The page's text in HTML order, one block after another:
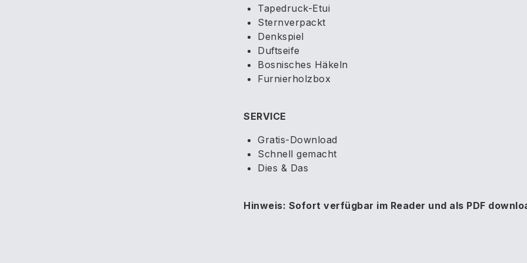
Tapedruck-Etui
Sternverpackt
Denkspiel
Duftseife
Bosnisches Häkeln
Furnierholzbox
SERVICE
Gratis-Download
Schnell gemacht
Dies & Das
Hinweis: Sofort verfügbar im Reader und als PDF